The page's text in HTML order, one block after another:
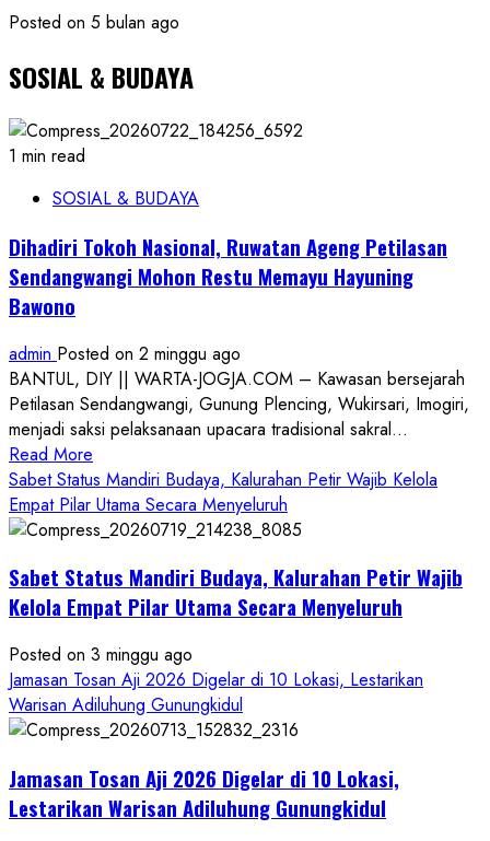
Posted on 5 bulan ago
SOSIAL & BUDAYA
1 min read
SOSIAL & BUDAYA
Dihadiri Tokoh Nasional, Ruwatan Ageng Petilasan
Sendangwangi Mohon Restu Memayu Hayuning
Bawono
admin Posted on 2 minggu ago
BANTUL, DIY || WARTA-JOGJA.COM – Kawasan bersejarah
Petilasan Sendangwangi, Gunung Plencing, Wukirsari, Imogiri,
menjadi saksi pelaksanaan upacara tradisional sakral...
Read More
more
about
Dihadiri
Nasional,
Ruwatan
Petilasan
Sendangwangi
Mohon
Restu
Hayuning
Bawono
Sabet Status Mandiri Budaya, Kalurahan Petir Wajib Kelola
Empat Pilar Utama Secara Menyeluruh
Sabet Status Mandiri Budaya, Kalurahan Petir Wajib
Kelola Empat Pilar Utama Secara Menyeluruh
Posted on 3 minggu ago
Jamasan Tosan Aji 2026 Digelar di 10 Lokasi, Lestarikan
Warisan Adiluhung Gunungkidul
Jamasan Tosan Aji 2026 Digelar di 10 Lokasi,
Lestarikan Warisan Adiluhung Gunungkidul